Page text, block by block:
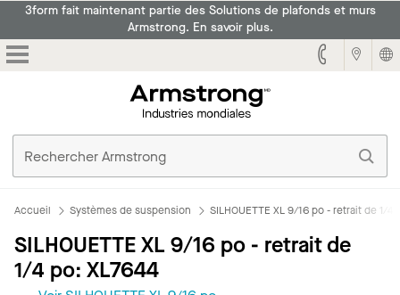
3form fait maintenant partie des Solutions de plafonds et murs
Armstrong. En savoir plus.
Accueil Systèmes de suspension SILHOUETTE XL 9/16 po - retrait de 1/4
SILHOUETTE XL 9/16 po - retrait de
1/4 po: XL7644